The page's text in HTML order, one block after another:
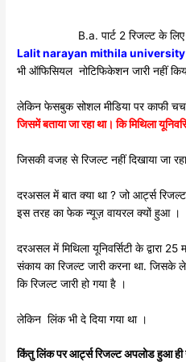
B.a. पार्ट 2 रिजल्ट के
Lalit narayan mithila university
भी ऑफिसियल नोटिफिकेशन जारी नहीं
लेकिन फेसबुक सोशल मीडिया पर काफी
जिसमें बताया जा रहा था। कि मिथिला
जिसकी वजह से रिजल्ट नहीं दिखाया जा
दरअसल में बात क्या था ? जो आर्ट्स
इस तरह का फेक न्यूज़ वायरल क्यों हुआ ।
दरअसल में मिथिला यूनिवर्सिटी के द्वारा
संकाय का रिजल्ट जारी करना था. जिसके
कि रिजल्ट जारी हो गया है ।
लेकिन लिंक भी दे दिया गया था ।
किंतु लिंक पर आर्ट्स रिजल्ट अपलोड हुआ